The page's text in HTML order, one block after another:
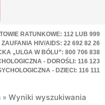
RATUNKOWE: 112 LUB 999
ZAUFANIA HIV/AIDS: 22 692 82 26
„ULGA W BÓLU”: 800 706 838
- DOROŚLI: 116 123
- DZIECI: 116 111
»Wyniki wyszukiwania